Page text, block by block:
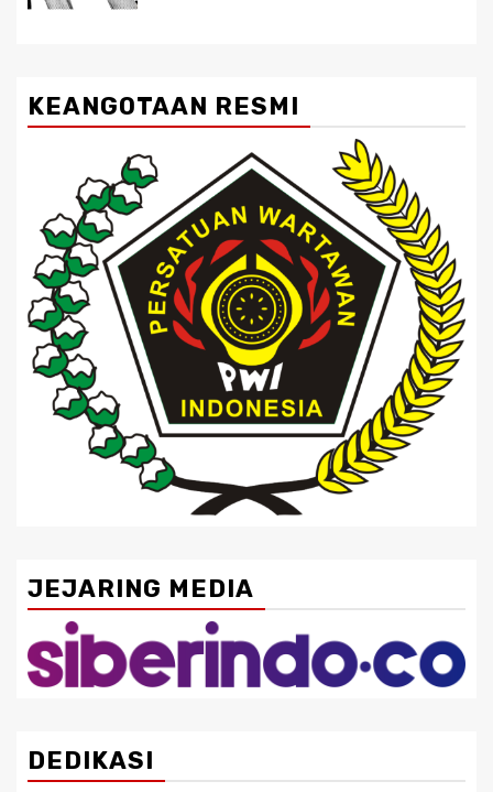
KEANGOTAAN RESMI
JEJARING MEDIA
DEDIKASI